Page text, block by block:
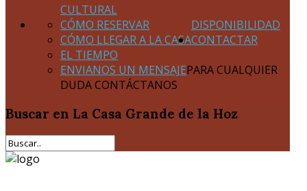
CULTURAL
DISPONIBILIDAD
CÓMO RESERVAR
CÓMO LLEGAR A LA CASA
EL TIEMPO
CONTACTAR
ENVIANOS UN MENSAJEPARA CUALQUIER
DUDA CONTÁCTANOS
Buscar en La Casa Grande de la Hoz